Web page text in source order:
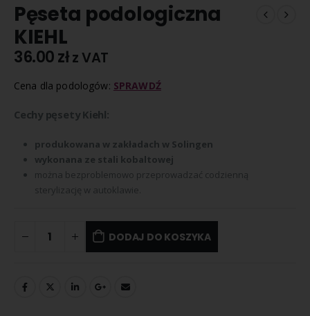
Pęseta podologiczna
KIEHL
36.00zł z VAT
Cena dla podologów: SPRAWDŹ
Cechy pęsety Kiehl:
produkowana w zakładach w Solingen
wykonana ze stali kobaltowej
można bezproblemowo przeprowadzać codzienną
sterylizację w autoklawie.
DODAJ DO KOSZYKA